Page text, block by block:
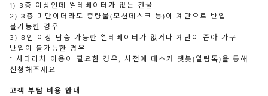
1) 3층 이상인데 엘레베이터가 없는 건물
2) 3층 미만이더라도 중량물(모션데스크 등)이 계단으로 반입
불가능한 경우
3) 8인 이상 탑승 가능한 엘레베이터가 없거나 계단이 좁아 가구
반입이 불가능한 경우
* 사다리차 이용이 필요한 경우, 사전에 데스커 챗봇(알림톡)을 통해
신청해주세요.
고객 부담 비용 안내